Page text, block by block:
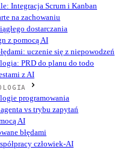
Integracja Scrum i Kanban
na zachowaniu
dostarczania
z pomocą AI
uczenie się z niepowodzeń
PRD do planu do todo
z AI
programowania
vs trybu zapytań
AI
błędami
człowiek-AI